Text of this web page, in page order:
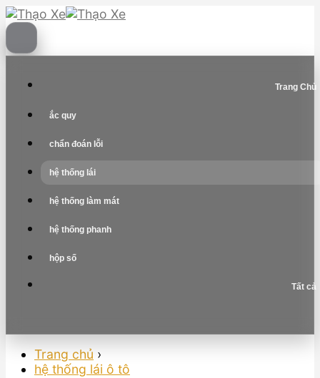
Skip
to
content
Trang Chủ
ắc quy
chẩn đoán lỗi
hệ thống lái
hệ thống làm mát
hệ thống phanh
hộp số
Tất cả
Trang chủ ›
hệ thống lái ô tô